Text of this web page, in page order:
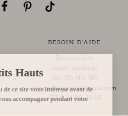
BESOIN D'AIDE
Service client
Lundi-vendredi
10h-13h 14h-18h
eshop@despetitshauts.com
+33 9 74 99 02 03